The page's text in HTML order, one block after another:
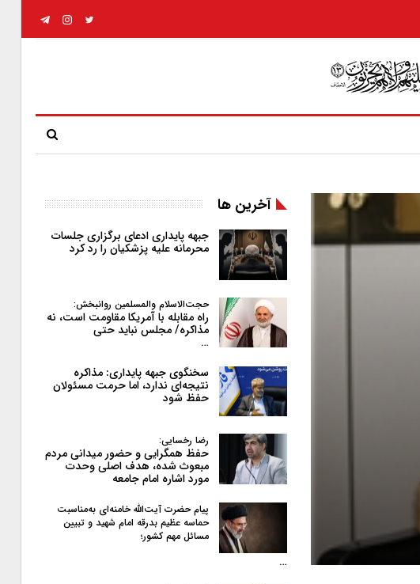
آخرین ها
جبهه پایداری ادعای برگزاری جلسات
محرمانه علیه پزشکیان را رد کرد
حجت‌الاسلام والمسلمین روانبخش:
راه مقابله با آمریکا مقاومت است، نه
مذاکره/ مجلس نباید حتی
…
سخنگوی جبهه پایداری: مذاکره
نتیجه‌ای ندارد، اما حرمت مسئولان
حفظ شود
رضا رخسایی:
حفظ همگرایی و حضور میدانی مردم
مبعوث شده، هدف اصلی وحدت
مورد اشاره امام جامعه
پیام حضرت آیت‌الله خامنه‌ای به‌مناسبت
حماسه عظیم بدرقه امام شهید و تبیین
مسائل مهم کشور؛
…